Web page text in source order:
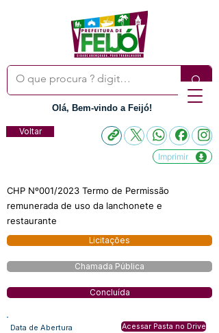
Olá, Bem-vindo a Feijó!
Voltar
Imprimir
CHP Nº001/2023 Termo de Permissão
remunerada de uso da lanchonete e
restaurante
Licitações
Chamada Pública
Concluída
Data de Abertura Acessar Pasta no Drive